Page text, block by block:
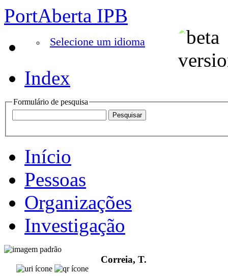
PortAberta IPB
Selecione um idioma
Index
Formulário de pesquisa
Início
Pessoas
Organizações
Investigação
Correia, T.